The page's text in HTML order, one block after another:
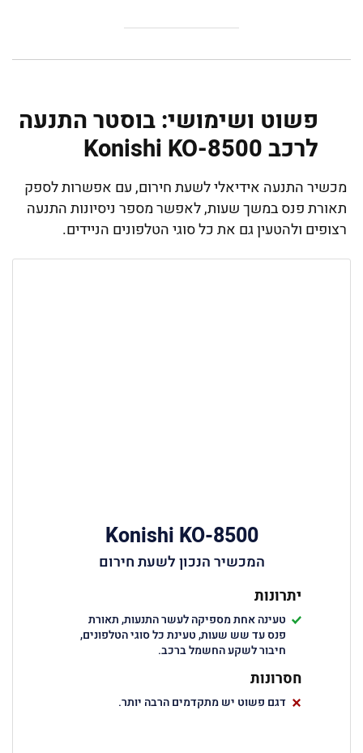
פשוט ושימושי: בוסטר התנעה
לרכב Konishi KO-8500
מכשיר התנעה אידיאלי לשעת חירום, עם אפשרות לספק
תאורת פנס במשך שעות, לאפשר מספר ניסיונות התנעה
רצופים ולהטעין גם את כל סוגי הטלפונים הניידים.
Konishi KO-8500
המכשיר הנכון לשעת חירום
יתרונות
טעינה אחת מספיקה לעשר התנעות, תאורת
פנס עד שש שעות, טעינת כל סוגי הטלפונים,
חיבור לשקע החשמל ברכב.
חסרונות
דגם פשוט יש מתקדמים הרבה יותר.